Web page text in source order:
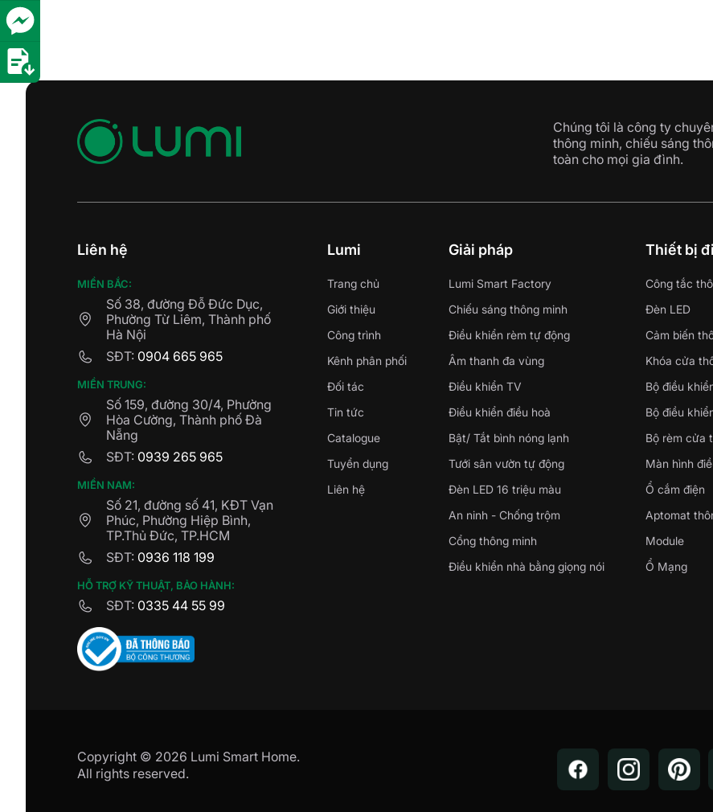
Chúng tôi là công ty
thông minh, chiếu sáng
toàn cho mọi gia đình.
Liên hệ
MIỀN BẮC:
Số 38, đường Đỗ Đức Dục,
Phường Từ Liêm, Thành phố
Hà Nội
SĐT: 0904 665 965
MIỀN TRUNG:
Số 159, đường 30/4, Phường
Hòa Cường, Thành phố Đà
Nẵng
SĐT: 0939 265 965
MIỀN NAM:
Số 21, đường số 41, KĐT Vạn
Phúc, Phường Hiệp Bình,
TP.Thủ Đức, TP.HCM
SĐT: 0936 118 199
HỖ TRỢ KỸ THUẬT, BẢO HÀNH:
SĐT: 0335 44 55 99
Lumi
Trang chủ
Giới thiệu
Công trình
Kênh phân phối
Đối tác
Tin tức
Catalogue
Tuyển dụng
Liên hệ
Giải pháp
Lumi Smart Factory
Chiếu sáng thông minh
Điều khiển rèm tự động
Âm thanh đa vùng
Điều khiển TV
Điều khiển điều hoà
Bật/ Tắt bình nóng lạnh
Tưới sân vườn tự động
Đèn LED 16 triệu màu
An ninh - Chống trộm
Cổng thông minh
Điều khiển nhà bằng giọng nói
Thiết bị
Công tắc
Đèn LED
Cảm biến
Khóa cửa
Bộ điều
Bộ điều
Bộ rèm cửa
Màn hình
Ổ cắm điện
Aptomat
Module
Ổ Mạng
Copyright © 2026 Lumi Smart Home.
All rights reserved.